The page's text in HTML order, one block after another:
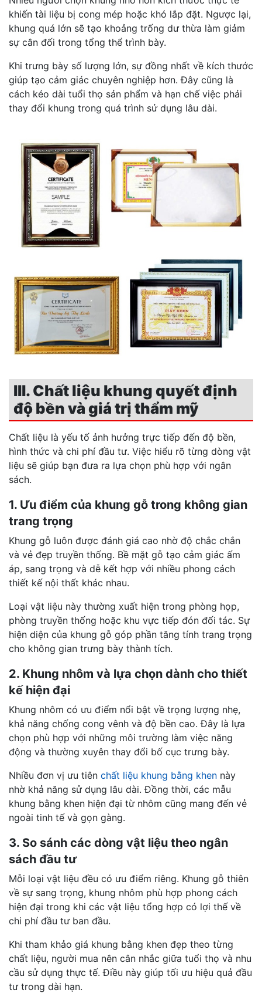
khiến tài liệu bị cong mép hoặc khó lắp đặt. Ngược lại,
khung quá lớn sẽ tạo khoảng trống dư thừa làm giảm
sự cân đối trong tổng thể trình bày.
Khi trưng bày số lượng lớn, sự đồng nhất về kích thước
giúp tạo cảm giác chuyên nghiệp hơn. Đây cũng là
cách kéo dài tuổi thọ sản phẩm và hạn chế việc phải
thay đổi khung trong quá trình sử dụng lâu dài.
III. Chất liệu khung quyết định
độ bền và giá trị thẩm mỹ
Chất liệu là yếu tố ảnh hưởng trực tiếp đến độ bền,
hình thức và chi phí đầu tư. Việc hiểu rõ từng dòng vật
liệu sẽ giúp bạn đưa ra lựa chọn phù hợp với ngân
sách.
1. Ưu điểm của khung gỗ trong không gian
trang trọng
Khung gỗ luôn được đánh giá cao nhờ độ chắc chắn
và vẻ đẹp truyền thống. Bề mặt gỗ tạo cảm giác ấm
áp, sang trọng và dễ kết hợp với nhiều phong cách
thiết kế nội thất khác nhau.
Loại vật liệu này thường xuất hiện trong phòng họp,
phòng truyền thống hoặc khu vực tiếp đón đối tác. Sự
hiện diện của khung gỗ góp phần tăng tính trang trọng
cho không gian trưng bày thành tích.
2. Khung nhôm và lựa chọn dành cho thiết
kế hiện đại
Khung nhôm có ưu điểm nổi bật về trọng lượng nhẹ,
khả năng chống cong vênh và độ bền cao. Đây là lựa
chọn phù hợp với những môi trường làm việc năng
động và thường xuyên thay đổi bố cục trưng bày.
Nhiều đơn vị ưu tiên chất liệu khung bằng khen này
nhờ khả năng sử dụng lâu dài. Đồng thời, các mẫu
khung bằng khen hiện đại từ nhôm cũng mang đến vẻ
ngoài tinh tế và gọn gàng.
3. So sánh các dòng vật liệu theo ngân
sách đầu tư
Mỗi loại vật liệu đều có ưu điểm riêng. Khung gỗ thiên
về sự sang trọng, khung nhôm phù hợp phong cách
hiện đại trong khi các vật liệu tổng hợp có lợi thế về
chi phí đầu tư ban đầu.
Khi tham khảo giá khung bằng khen đẹp theo từng
chất liệu, người mua nên cân nhắc giữa tuổi thọ và nhu
cầu sử dụng thực tế. Điều này giúp tối ưu hiệu quả đầu
tư trong dài hạn.